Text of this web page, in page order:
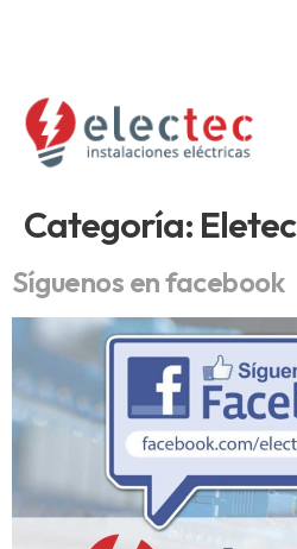
Categoría: Eletec
Síguenos en facebook